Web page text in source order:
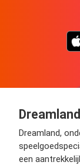
Dreamland,
een